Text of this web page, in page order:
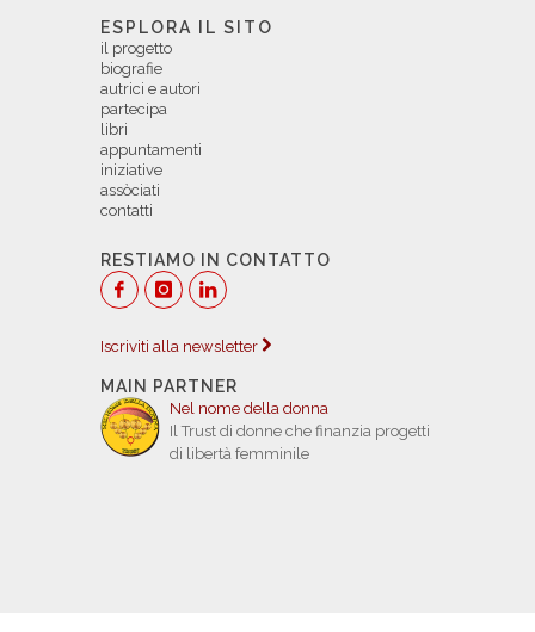
ESPLORA IL SITO
il progetto
biografie
autrici e autori
partecipa
libri
appuntamenti
iniziative
assòciati
contatti
RESTIAMO IN CONTATTO
Iscriviti alla newsletter
MAIN PARTNER
Nel nome della donna
Il Trust di donne che finanzia progetti
di libertà femminile